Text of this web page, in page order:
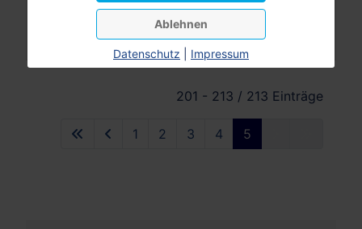
Fuchspfad 1a
59821 Arnsberg
201 - 213 / 213 Einträge
1 2 3 4 5
Ablehnen
Datenschutz Impressum